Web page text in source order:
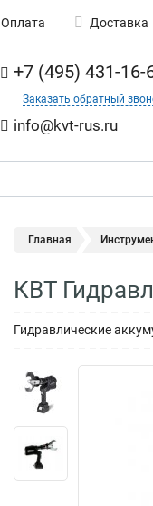
Оплата Доставка
+7 (495) 431-16-
Заказать обратный
info@kvt-rus.ru
Главная
КВТ
Гидравлические